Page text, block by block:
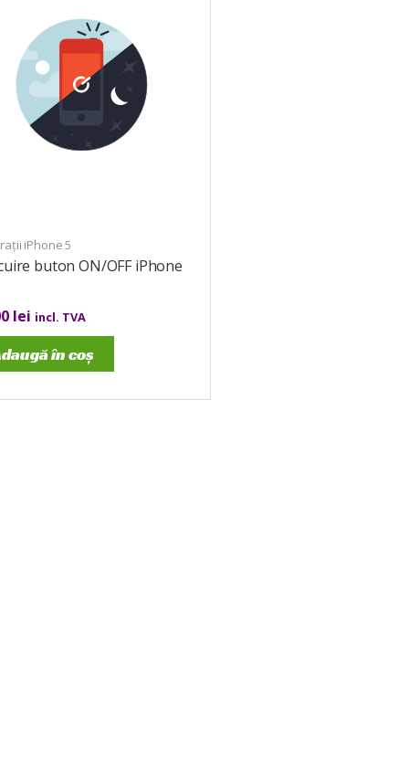
iPhone 5
buton ON/OFF iPhone
lei incl. TVA
în coș